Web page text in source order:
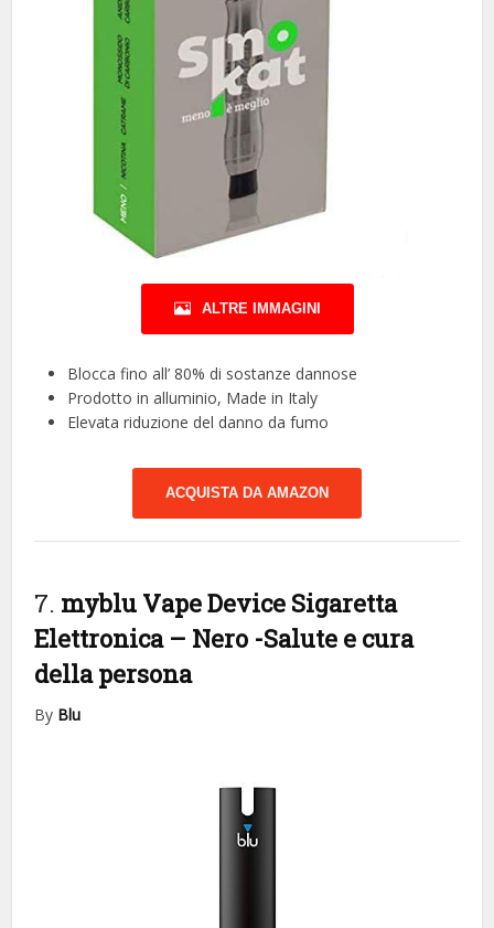
ALTRE IMMAGINI
Blocca fino all’ 80% di sostanze dannose
Prodotto in alluminio, Made in Italy
Elevata riduzione del danno da fumo
ACQUISTA DA AMAZON
7. myblu Vape Device Sigaretta
Elettronica – Nero -Salute e cura
della persona
By Blu